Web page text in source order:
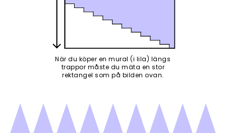
När du köper en mural (i lila) längs
trappor måste du mäta en stor
rektangel som på bilden ovan.